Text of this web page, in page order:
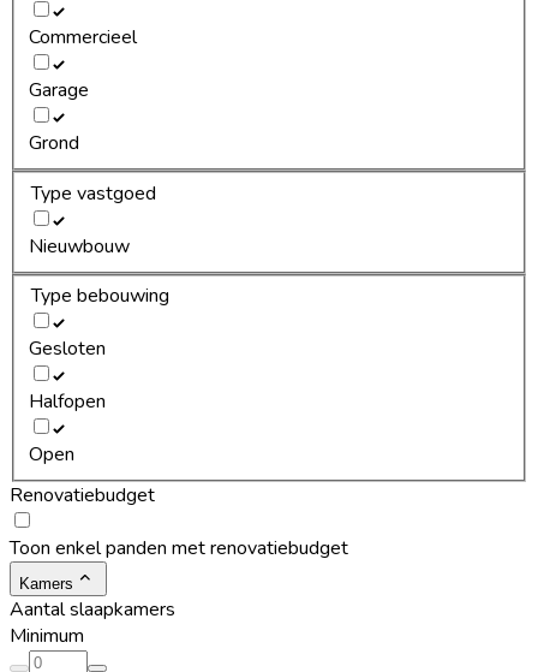
Commercieel
Garage
Grond
Type vastgoed
Nieuwbouw
Type bebouwing
Gesloten
Halfopen
Open
Renovatiebudget
Toon enkel panden met renovatiebudget
Kamers
Aantal slaapkamers
Minimum